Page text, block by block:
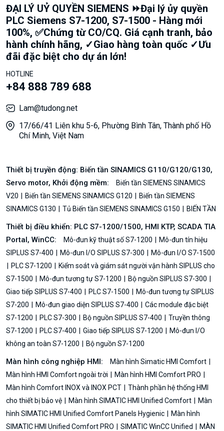
ĐẠI LÝ UỶ QUYỀN SIEMENS ⏩Đại lý ủy quyền
PLC Siemens S7-1200, S7-1500 - Hàng mới
100%, ✅Chứng từ CO/CQ. Giá cạnh tranh, bảo
hành chính hãng, ✓Giao hàng toàn quốc ✓Ưu
đãi đặc biệt cho dự án lớn!
HOTLINE
+84 888 789 688
Lam@tudong.net
17/66/41 Liên khu 5-6, Phường Bình Tân, Thành phố Hồ
Chí Minh, Việt Nam
Thiết bị truyền động: Biến tần SINAMICS G110/G120/G130,
Servo motor, Khởi động mềm:
Biến tần SIEMENS SINAMICS
V20
Biến tần SIEMENS SINAMICS G120
Biến tần SIEMENS
SINAMICS G130
Tủ Biến tần SIEMENS SINAMICS G150 BIẾN TẦN
Thiết bị điều khiển: PLC S7-1200/1500, HMI KTP, SCADA TIA
Portal, WinCC:
Mô-đun kỹ thuật số S7-1200
Mô-đun tín hiệu
SIPLUS S7-400
Mô-đun I/O SIPLUS S7-300
Mô-đun I/O S7-1500
PLC S7-1200
Kiểm soát và giám sát người vận hành SIPLUS cho
S7-1500
Mô-đun tương tự S7-1200
Bộ nguồn SIPLUS S7-300
Giao tiếp SIPLUS S7-400
PLC S7-1500
Mô-đun tương tự SIPLUS
S7-200
Mô-đun giao diện SIPLUS S7-400
Các module đặc biệt
S7-1200
PLC S7-300 Bộ nguồn SIPLUS S7-400
Truyền thông
S7-1200
PLC S7-400 Giao tiếp SIPLUS S7-1200
Mô-đun I/O
không an toàn S7-1200
Bộ nguồn S7-1200
Màn hình công nghiệp HMI:
Màn hình Simatic HMI Comfort
Màn hình HMI Comfort ngoài trời
Màn hình HMI Comfort PRO
Màn hình Comfort INOX và INOX PCT
Thành phần hệ thống HMI
cho thiết bị bảo vệ
Màn hình SIMATIC HMI Unified Comfort
Màn
hình SIMATIC HMI Unified Comfort Panels Hygienic
Màn hình
SIMATIC HMI Unified Comfort PRO
SIMATIC WinCC Unified
MÀN